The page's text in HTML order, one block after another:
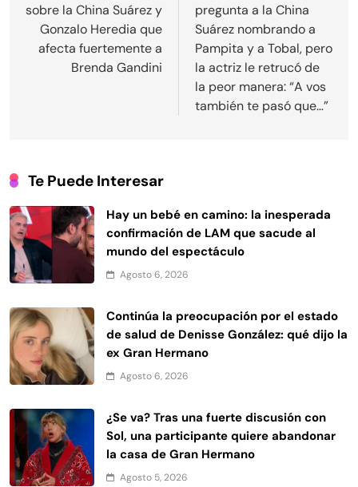
sobre la China Suárez y
Gonzalo Heredia que
afecta fuertemente a
Brenda Gandini
pregunta a la China
Suárez nombrando a
Pampita y a Tobal, pero
la actriz le retrucó de
la peor manera: “A vos
también te pasó que…”
Te Puede Interesar
Hay un bebé en camino: la inesperada
confirmación de LAM que sacude al
mundo del espectáculo
Agosto 6, 2026
Continúa la preocupación por el estado
de salud de Denisse González: qué dijo la
ex Gran Hermano
Agosto 6, 2026
¿Se va? Tras una fuerte discusión con
Sol, una participante quiere abandonar
la casa de Gran Hermano
Agosto 5, 2026